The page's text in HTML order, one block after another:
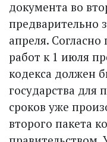
документа во
предварительно
апреля.
работ к 1 июля
кодекса должен
государства для
сроков уже
второго пакета